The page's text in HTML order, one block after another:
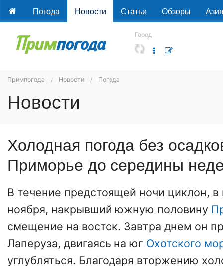
Погода Новости Статьи Обзоры Азия
Город
Примпогода Новости Погода
Новости
Холодная погода без
Приморье до середины
В течение предстоящей ночи циклон, в
ноября, накрывший южную половину
смещение на восток. Завтра днем он
Лаперуза, двигаясь на юг Охотского
углубляться. Благодаря вторжению